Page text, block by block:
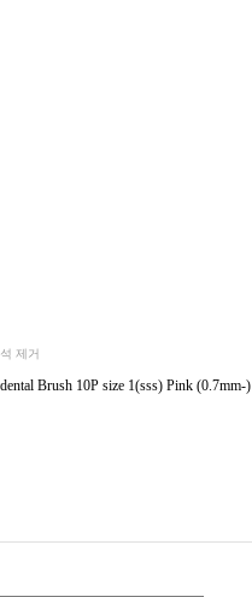
제거
Brush 10P size 1(sss) Pink (0.7mm-)